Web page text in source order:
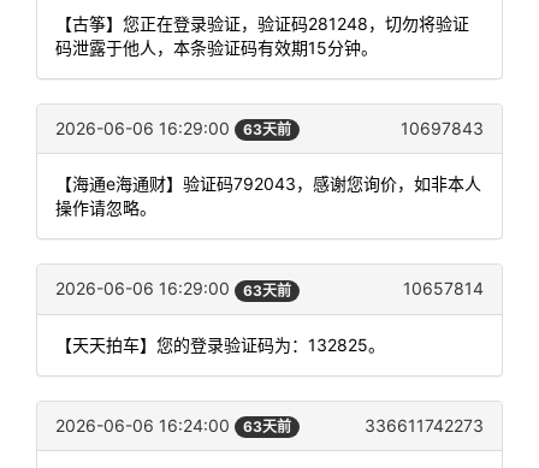
【古筝】您正在登录验证，验证码281248，切勿将验证
码泄露于他人，本条验证码有效期15分钟。
2026-06-06 16:29:00 63天前 10697843
【海通e海通财】验证码792043，感谢您询价，如非本人
操作请忽略。
2026-06-06 16:29:00 63天前 10657814
【天天拍车】您的登录验证码为：132825。
2026-06-06 16:24:00 63天前 336611742273